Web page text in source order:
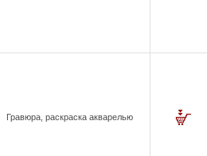
Гравюра, раскраска акварелью